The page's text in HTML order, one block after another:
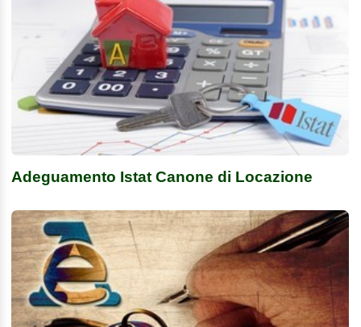
Adeguamento Istat Canone di Locazione